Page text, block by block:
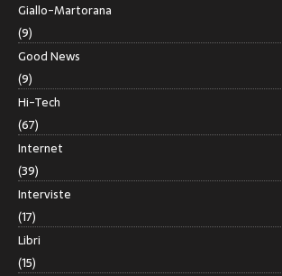
Giallo-Martorana
(9)
Good News
(9)
Hi-Tech
(67)
Internet
(39)
Interviste
(17)
Libri
(15)